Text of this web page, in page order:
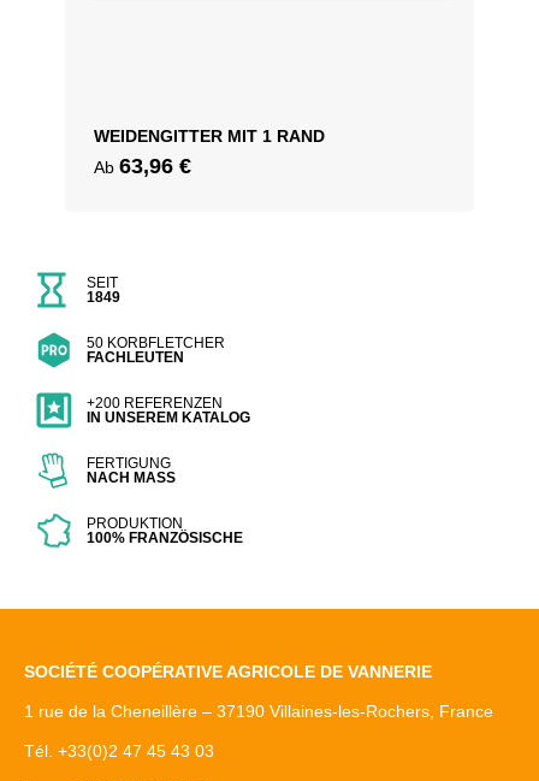
WEIDENGITTER MIT 1 RAND
Ab 63,96 €
SEIT
1849
50 KORBFLETCHER
FACHLEUTEN
+200 REFERENZEN
IN UNSEREM KATALOG
FERTIGUNG
NACH MASS
PRODUKTION
100% FRANZÖSISCHE
SOCIÉTÉ COOPÉRATIVE AGRICOLE DE VANNERIE
1 rue de la Cheneillère – 37190 Villaines-les-Rochers, France
Tél. +33(0)2 47 45 43 03